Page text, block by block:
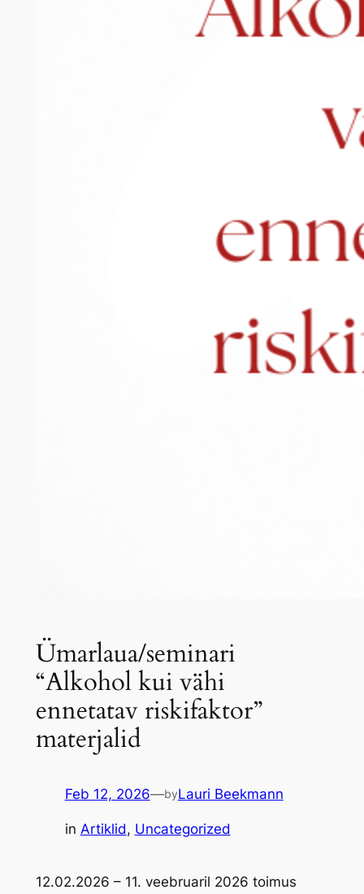
Ümarlaua/seminari
“Alkohol kui vähi
ennetatav riskifaktor”
materjalid
Feb 12, 2026—byLauri Beekmann
in Artiklid, Uncategorized
12.02.2026 – 11. veebruaril 2026 toimus